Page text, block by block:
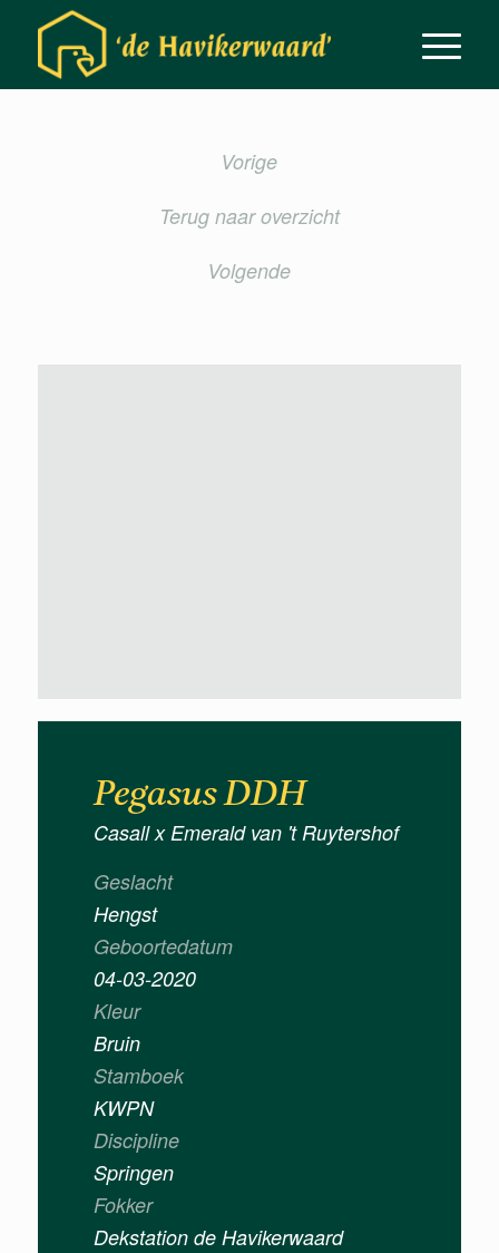
Vorige
Terug naar overzicht
Volgende
Pegasus DDH
Casall x Emerald van 't Ruytershof
Geslacht
Hengst
Geboortedatum
04-03-2020
Kleur
Bruin
Stamboek
KWPN
Discipline
Springen
Fokker
Dekstation de Havikerwaard